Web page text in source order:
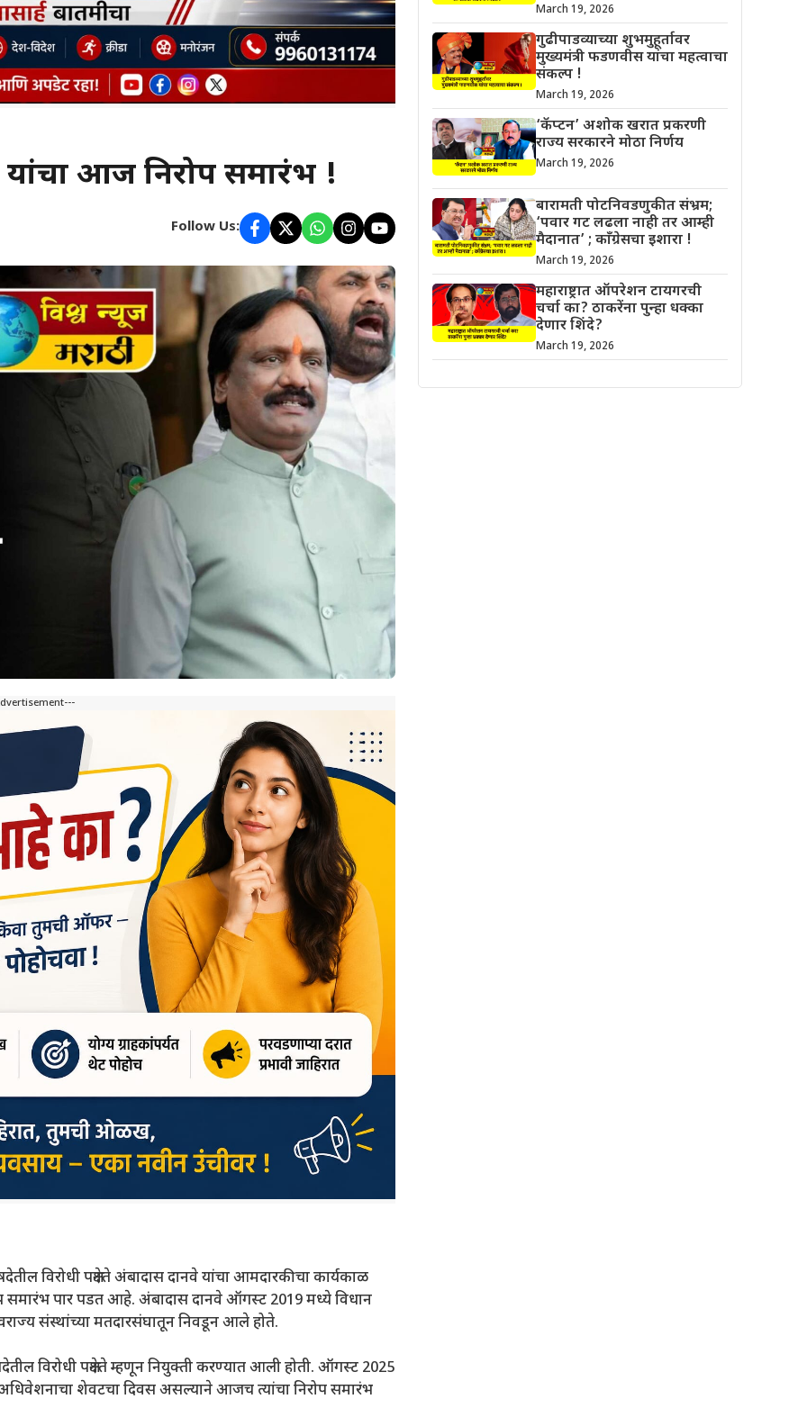
यांचा आज निरोप समारंभ !
Follow Us:
विरोधी पक्षनेते अंबादास दानवे यांचा आमदारकीचा कार्यकाळ
समारंभ पार पडत आहे. अंबादास दानवे ऑगस्ट 2019 मध्ये विधान
संस्थांच्या मतदारसंघातून निवडून आले होते.
विरोधी पक्षनेते म्हणून नियुक्ती करण्यात आली होती. ऑगस्ट 2025
शेवटचा दिवस असल्याने आजच त्यांचा निरोप समारंभ
March 19, 2026
गुढीपाडव्याच्या शुभमुहूर्तावर
मुख्यमंत्री फडणवीस यांचा महत्वाचा
संकल्प !
March 19, 2026
‘कॅप्टन’ अशोक खरात प्रकरणी
राज्य सरकारने मोठा निर्णय
March 19, 2026
बारामती पोटनिवडणुकीत संभ्रम;
‘पवार गट लढला नाही तर आम्ही
मैदानात’ ; काँग्रेसचा इशारा !
March 19, 2026
महाराष्ट्रात ऑपरेशन टायगरची
चर्चा का? ठाकरेंना पुन्हा धक्का
देणार शिंदे?
March 19, 2026